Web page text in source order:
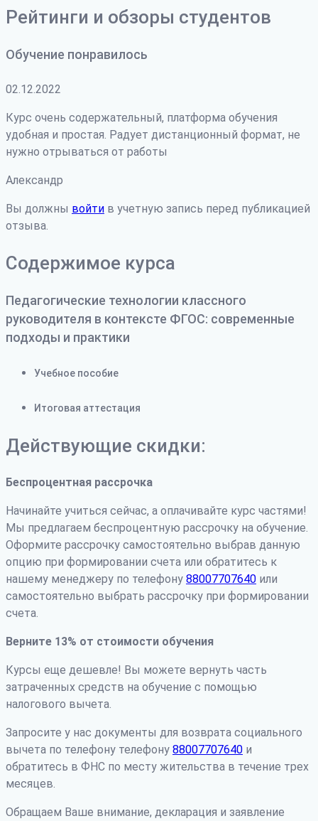
Рейтинги и обзоры студентов
Обучение понравилось
02.12.2022
Курс очень содержательный, платформа обучения
удобная и простая. Радует дистанционный формат, не
нужно отрываться от работы
Александр
Вы должны войти в учетную запись перед публикацией
отзыва.
Содержимое курса
Педагогические технологии классного
руководителя в контексте ФГОС: современные
подходы и практики
Учебное пособие
Итоговая аттестация
Действующие скидки:
Беспроцентная рассрочка
Начинайте учиться сейчас, а оплачивайте курс частями!
Мы предлагаем беспроцентную рассрочку на обучение.
Оформите рассрочку самостоятельно выбрав данную
опцию при формировании счета или обратитесь к
нашему менеджеру по телефону 88007707640 или
самостоятельно выбрать рассрочку при формировании
счета.
Верните 13% от стоимости обучения
Курсы еще дешевле! Вы можете вернуть часть
затраченных средств на обучение с помощью
налогового вычета.
Запросите у нас документы для возврата социального
вычета по телефону телефону 88007707640 и
обратитесь в ФНС по месту жительства в течение трех
месяцев.
Обращаем Ваше внимание, декларация и заявление